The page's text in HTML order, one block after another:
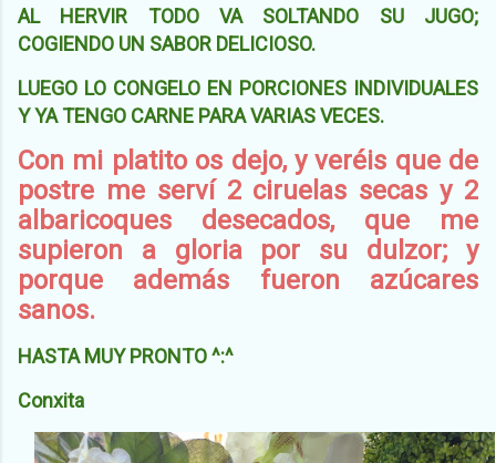
AL HERVIR TODO VA SOLTANDO SU JUGO;
COGIENDO UN SABOR DELICIOSO.
LUEGO LO CONGELO EN PORCIONES INDIVIDUALES
Y YA TENGO CARNE PARA VARIAS VECES.
Con mi platito os dejo, y veréis que de
postre me serví 2 ciruelas secas y 2
albaricoques desecados, que me
supieron a gloria por su dulzor; y
porque además fueron azúcares
sanos.
HASTA MUY PRONTO ^:^
Conxita